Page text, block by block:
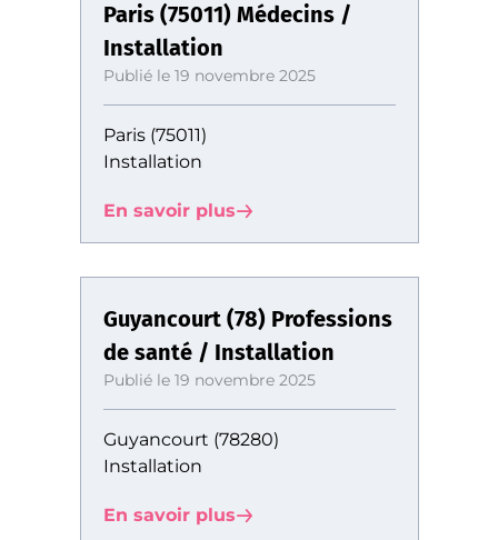
Paris (75011) Médecins /
Installation
Publié le 19 novembre 2025
Paris (75011)
Installation
En savoir plus
Guyancourt (78) Professions
de santé / Installation
Publié le 19 novembre 2025
Guyancourt (78280)
Installation
En savoir plus